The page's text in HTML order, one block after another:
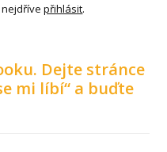
nejdřívepřihlásit.
Dejte stránce
mi líbí“ a buďte